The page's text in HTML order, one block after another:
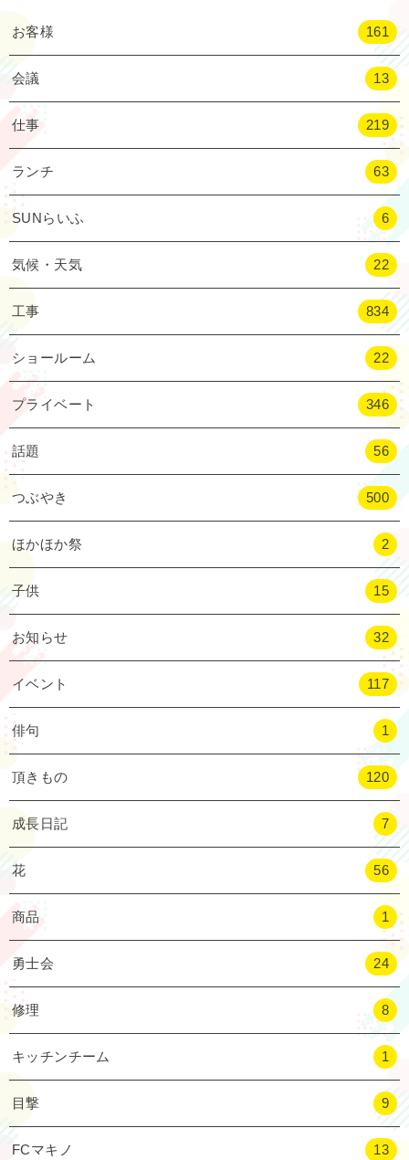
お客様 161
会議 13
仕事 219
ランチ 63
SUNらいふ 6
気候・天気 22
工事 834
ショールーム 22
プライベート 346
話題 56
つぶやき 500
ほかほか祭 2
子供 15
お知らせ 32
イベント 117
俳句 1
頂きもの 120
成長日記 7
花 56
商品 1
勇士会 24
修理 8
キッチンチーム 1
目撃 9
FCマキノ 13